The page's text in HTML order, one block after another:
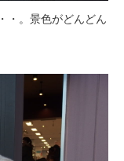
・。景色がどんどん